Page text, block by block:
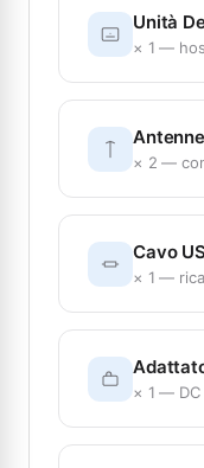
Unità
× 1 —
× 2 —
Cavo
× 1 —
× 1 — DC